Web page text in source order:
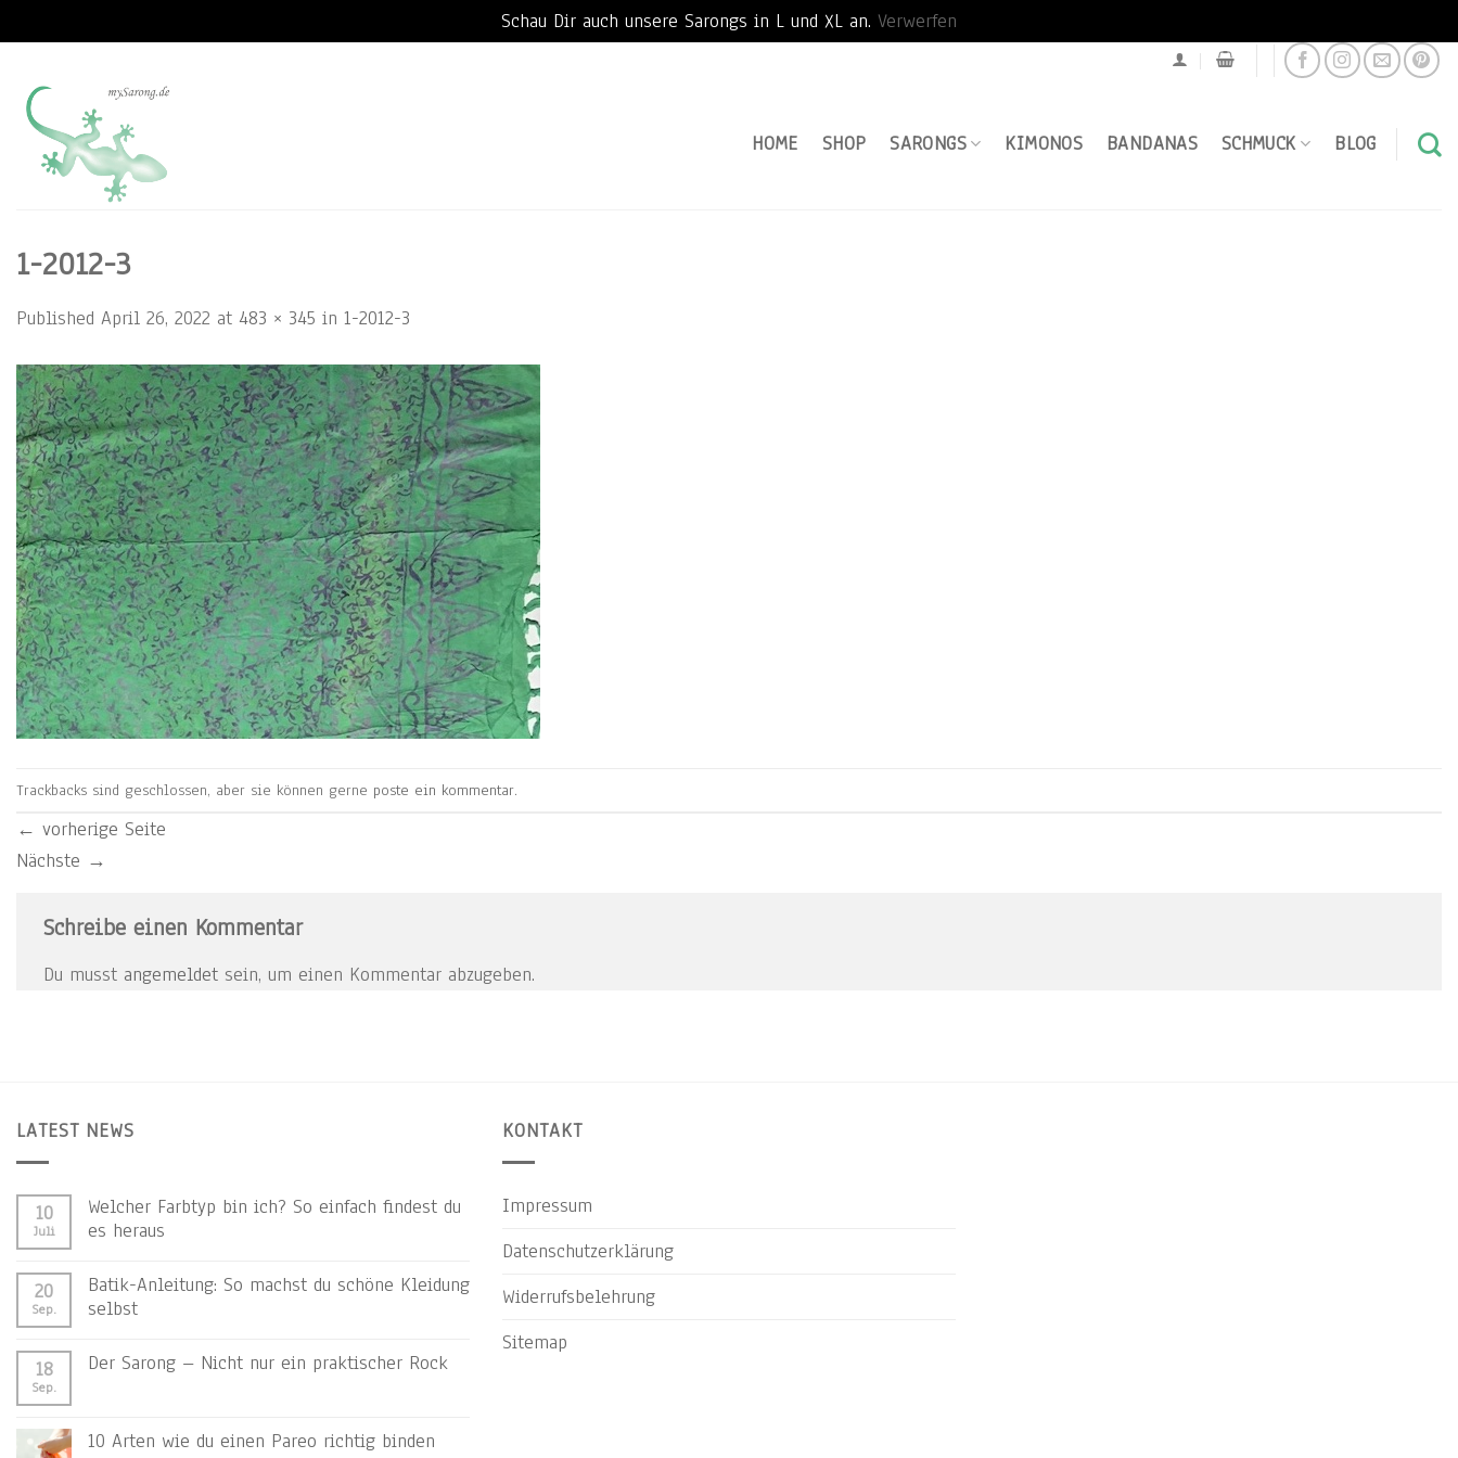
Schau Dir auch unsere Sarongs in L und XL an. Verwerfen
content
HOME
SHOP SARONGS KIMONOS BANDANAS SCHMUCK BLOG
1-2012-3
Published April 26, 2022 at 483 × 345 in 1-2012-3
Trackbacks sind geschlossen, aber sie können gerne poste ein kommentar.
← vorherige Seite
Nächste →
Schreibe einen Kommentar
Du musst angemeldet sein, um einen Kommentar abzugeben.
LATEST NEWS
10
Juli
Welcher Farbtyp bin ich? So einfach findest du
es heraus
20
Sep.
Batik-Anleitung: So machst du schöne Kleidung
selbst
18
Sep.
Der Sarong – Nicht nur ein praktischer Rock
10 Arten wie du einen Pareo richtig binden
KONTAKT
Impressum
Datenschutzerklärung
Widerrufsbelehrung
Sitemap